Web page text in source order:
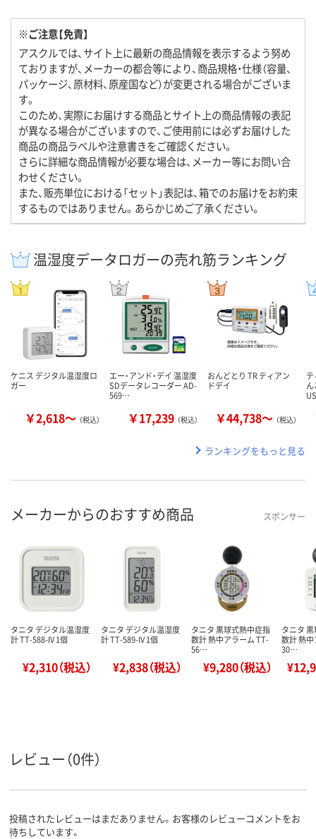
※ご注意【免責】
アスクルでは、サイト上に最新の商品情報を表示するよう努め
ておりますが、メーカーの都合等により、商品規格・仕様（容量、
パッケージ、原材料、原産国など）が変更される場合がございま
す。
このため、実際にお届けする商品とサイト上の商品情報の表記
が異なる場合がございますので、ご使用前には必ずお届けした
商品の商品ラベルや注意書きをご確認ください。
さらに詳細な商品情報が必要な場合は、メーカー等にお問い合
わせください。
また、販売単位における「セット」表記は、箱でのお届けをお約束
するものではありません。あらかじめご了承ください。
温湿度データロガーの売れ筋ランキング
ケニス デジタル温湿度ロ
ガー
￥2,618～ （税込）
エー・アンド・デイ 温湿度
SDデータレコーダー AD-
569…
￥17,239 （税込）
おんどとり TR ティアン
ドデイ
￥44,738～ （税込）
テ
ランキングをもっと見る
メーカーからのおすすめ商品 スポンサー
タニタ デジタル温湿度
計 TT-588-IV 1個
¥2,310（税込）
タニタ デジタル温湿度
計 TT-589-IV 1個
¥2,838（税込）
タニタ 黒球式熱中症指
数計 熱中アラーム TT-
56…
¥9,280（税込）
タニタ
数計 熱
30…
レビュー（0件）
投稿されたレビューはまだありません。お客様のレビューコメントをお
待ちしています。